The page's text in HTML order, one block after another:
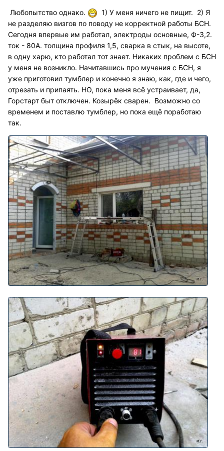
Любопытство однако.
1) У меня ничего не пищит. 2) Я
не разделяю визгов по поводу не корректной работы БСН.
Сегодня впервые им работал, электроды основные, Ф-3,2.
ток - 80А. толщина профиля 1,5, сварка в стык, на высоте,
в одну харю, кто работал тот знает. Никаких проблем с БСН
у меня не возникло. Начитавшись про мучения с БСН, я
уже приготовил тумблер и конечно я знаю, как, где и чего,
отрезать и припаять. НО, пока меня всё устраивает, да,
Горстарт быт отключен. Козырёк сварен. Возможно со
временем и поставлю тумблер, но пока ещё поработаю
так.